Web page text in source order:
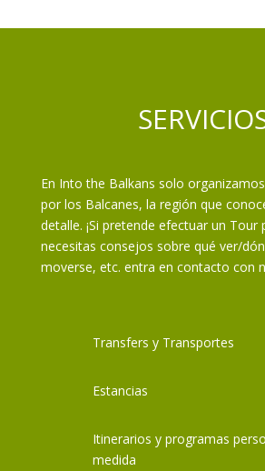
En Into the Balkans solo
por los Balcanes, la región que
detalle. ¡Si pretende efectuar un Tour
necesitas consejos sobre qué ver/
moverse, etc. entra en contacto con
Transfers y Transportes
Estancias
Itinerarios y programas
medida